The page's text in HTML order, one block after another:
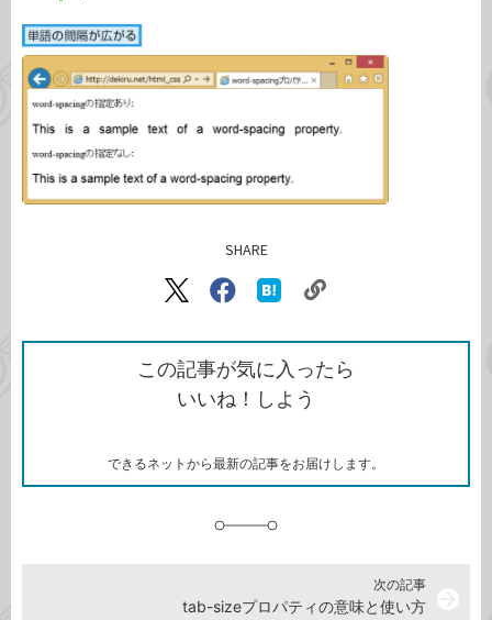
SHARE
X（旧
で
シ
ェ
ア
Facebook
シ
ェ
ア
な
ブ
ッ
ク
ク
ク
を
コ
この記事が気に入ったら
いいね！しよう
できるネットから最新の記事をお届けします。
次の記事
tab-sizeプロパティの意味と使い方